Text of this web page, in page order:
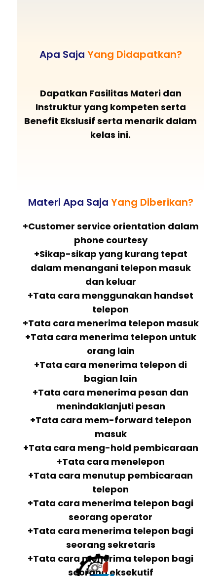
Apa Saja Yang Didapatkan?
Dapatkan Fasilitas Materi dan
Instruktur yang kompeten serta
Benefit Ekslusif serta menarik dalam
kelas ini.
Materi Apa Saja Yang Diberikan?
+Customer service orientation dalam
phone courtesy
+Sikap-sikap yang kurang tepat
dalam menangani telepon masuk
dan keluar
+Tata cara menggunakan handset
telepon
+Tata cara menerima telepon masuk
+Tata cara menerima telepon untuk
orang lain
+Tata cara menerima telepon di
bagian lain
+Tata cara menerima pesan dan
menindaklanjuti pesan
+Tata cara mem-forward telepon
masuk
+Tata cara meng-hold pembicaraan
+Tata cara menelepon
+Tata cara menutup pembicaraan
telepon
+Tata cara menerima telepon bagi
seorang operator
+Tata cara menerima telepon bagi
seorang sekretaris
+Tata cara menerima telepon bagi
seorang eksekutif